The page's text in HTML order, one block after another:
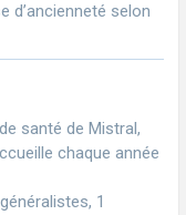
d’ancienneté selon
santé de Mistral,
chaque année
1